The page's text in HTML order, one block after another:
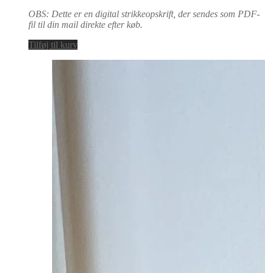
OBS: Dette er en digital strikkeopskrift, der sendes som PDF-
fil til din mail direkte efter køb.
Tilføj til kurv